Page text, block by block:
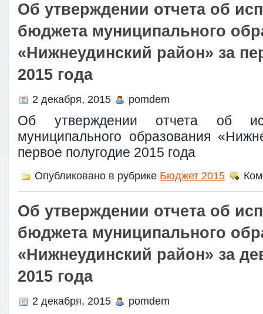
Об утверждении отчета об
бюджета муниципального
«Нижнеудинский район» за
2015 года
2 декабря, 2015 pomdem
Об утверждении отчета об
муниципального образования
первое полугодие 2015 года
Опубликовано в рубрике Бюджет 2015
Об утверждении отчета об
бюджета муниципального
«Нижнеудинский район» за
2015 года
2 декабря, 2015 pomdem